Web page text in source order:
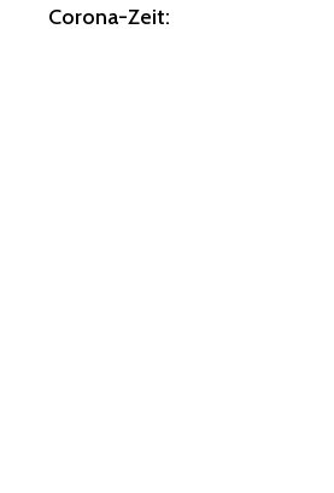
Corona-Zeit: